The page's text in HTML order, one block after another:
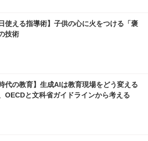
日使える指導術】子供の心に火をつける「褒
技術
代の教育】生成AIは教育現場をどう変える
OECDと文科省ガイドラインから考える